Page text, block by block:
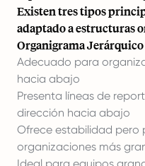
Existen tres tipos
adaptado a estructuras
Organigrama Jerárquico
Adecuado para
hacia abajo
Presenta líneas de
dirección hacia abajo
Ofrece estabilidad pero
organizaciones más